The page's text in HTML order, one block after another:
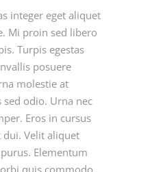
integer eget aliquet
Mi proin sed libero
Turpis egestas
posuere
molestie at
odio. Urna nec
Eros in cursus
Velit aliquet
Elementum